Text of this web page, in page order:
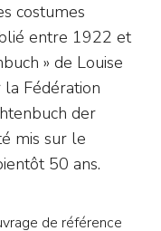
costumes
entre 1922 et
» de Louise
Fédération
der
mis sur le
50 ans.
de référence